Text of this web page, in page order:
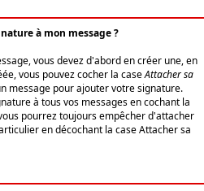
à mon message ?
vous devez d'abord en créer une, en
vous pouvez cocher la caseAttacher sa
message pour ajouter votre signature.
à tous vos messages en cochant la
pourrez toujours empêcher d'attacher
en décochant la case Attacher sa